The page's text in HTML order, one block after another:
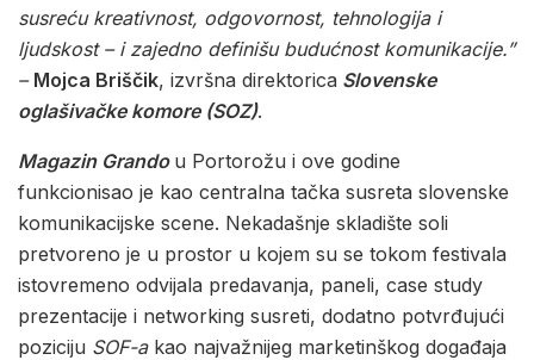
susreću kreativnost, odgovornost, tehnologija i
ljudskost – i zajedno definišu budućnost komunikacije.”
– Mojca Briščik, izvršna direktorica Slovenske
oglašivačke komore (SOZ).
Magazin Grando u Portorožu i ove godine
funkcionisao je kao centralna tačka susreta slovenske
komunikacijske scene. Nekadašnje skladište soli
pretvoreno je u prostor u kojem su se tokom festivala
istovremeno odvijala predavanja, paneli, case study
prezentacije i networking susreti, dodatno potvrđujući
poziciju SOF-a kao najvažnijeg marketinškog događaja